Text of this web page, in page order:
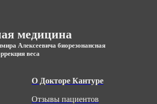
медицина
Алексеевича биорезонансная
веса
О Докторе Кантуре
Отзывы пациентов